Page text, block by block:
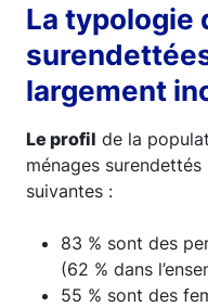
La typologie
largement
Le profil de la
ménages
suivantes :
83 % sont des
(62 % dans
55 % sont des